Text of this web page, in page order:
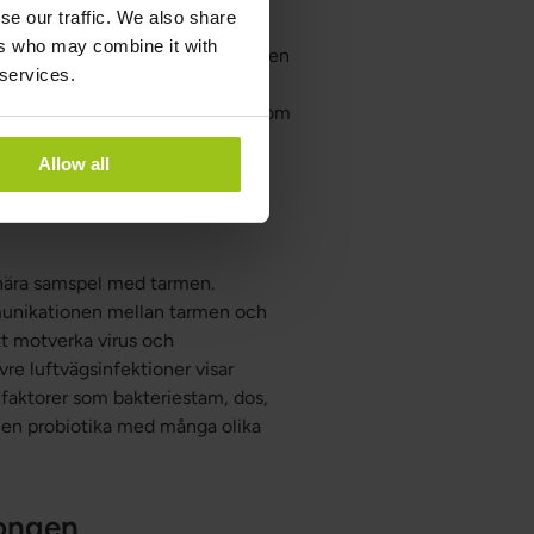
our traffic. We also share
who may combine it with
Allow all
inte kan tillverka den själv. Den
används i många normala
förkylning är inte lika stark som
används däremot till att
samspel med tarmen.
mellan tarmen och
motverka virus och
luftvägsinfektioner visar
som bakteriestam, dos,
probiotika med många olika